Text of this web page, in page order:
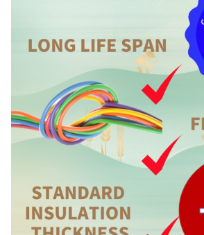
Good day, what product are you looking